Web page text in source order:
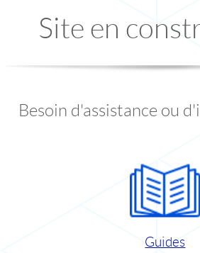
Site en
Besoin d'assistance ou
Guides